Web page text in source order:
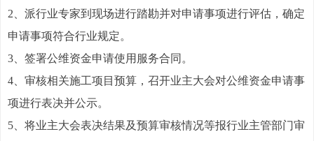
2、派行业专家到现场进行踏勘并对申请事项进行评估，确定
申请事项符合行业规定。
3、签署公维资金申请使用服务合同。
4、审核相关施工项目预算，召开业主大会对公维资金申请事
项进行表决并公示。
5、将业主大会表决结果及预算审核情况等报行业主管部门审